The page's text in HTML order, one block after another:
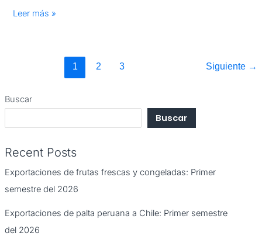
Leer más »
1 2 3 Siguiente →
Buscar
Buscar
Recent Posts
Exportaciones de frutas frescas y congeladas: Primer
semestre del 2026
Exportaciones de palta peruana a Chile: Primer semestre
del 2026